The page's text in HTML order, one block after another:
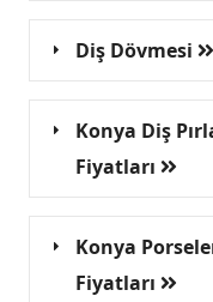
Diş Dövmesi
Konya Diş
Fiyatları
Konya
Fiyatları